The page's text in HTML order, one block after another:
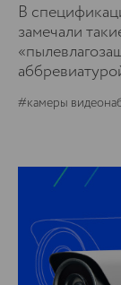
В
замечали
#камеры